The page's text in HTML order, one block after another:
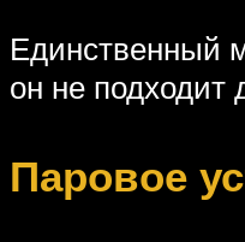
Единственный
он не подходит
Паровое